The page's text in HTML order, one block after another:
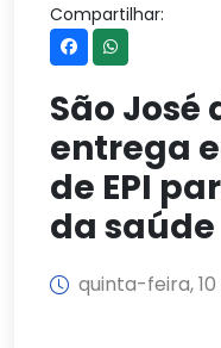
Compartilhar:
São José
entrega
de EPI
da saúde
quinta-feira,